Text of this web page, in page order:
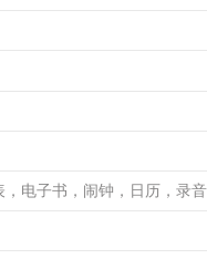
，电子书，闹钟，日历，录